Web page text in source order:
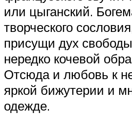
или цыганский.
творческого
присущи дух
нередко кочевой
Отсюда и любовь к
яркой бижутерии и
одежде.